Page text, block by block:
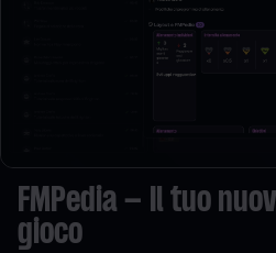
FMPedia – Il tuo
gioco